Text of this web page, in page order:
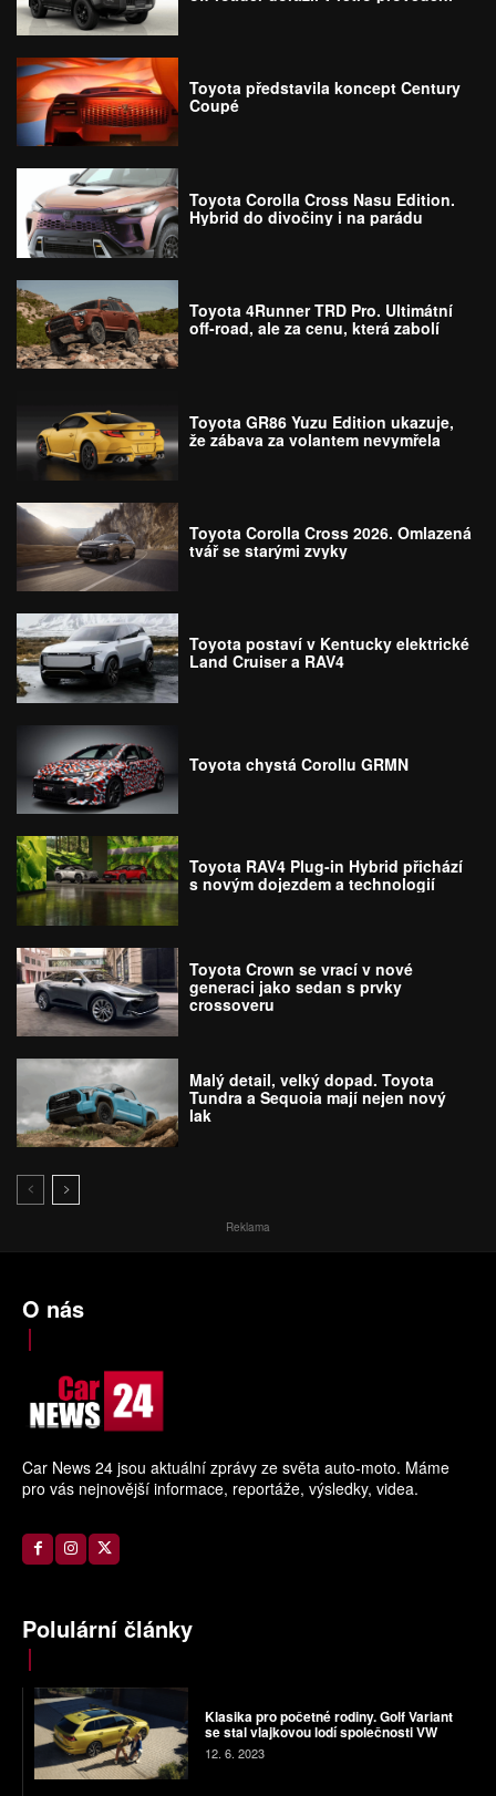
Toyota představila koncept Century
Coupé
Toyota Corolla Cross Nasu Edition.
Hybrid do divočiny i na parádu
Toyota 4Runner TRD Pro. Ultimátní
off-road, ale za cenu, která zabolí
Toyota GR86 Yuzu Edition ukazuje,
že zábava za volantem nevymřela
Toyota Corolla Cross 2026. Omlazená
tvář se starými zvyky
Toyota postaví v Kentucky elektrické
Land Cruiser a RAV4
Toyota chystá Corollu GRMN
Toyota RAV4 Plug-in Hybrid přichází
s novým dojezdem a technologií
Toyota Crown se vrací v nové
generaci jako sedan s prvky
crossoveru
Malý detail, velký dopad. Toyota
Tundra a Sequoia mají nejen nový
lak
Reklama
O nás
Car News 24 jsou aktuální zprávy ze světa auto-moto. Máme
pro vás nejnovější informace, reportáže, výsledky, videa.
Polulární články
Klasika pro početné rodiny. Golf Variant
se stal vlajkovou lodí společnosti VW
12. 6. 2023